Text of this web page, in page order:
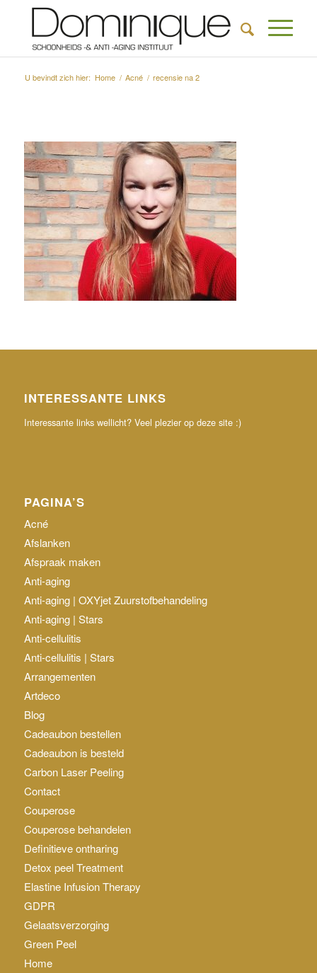
U bevindt zich hier: Home / Acné / recensie na 2
INTERESSANTE LINKS
Interessante links wellicht? Veel plezier op deze site :)
PAGINA’S
Acné
Afslanken
Afspraak maken
Anti-aging
Anti-aging | OXYjet Zuurstofbehandeling
Anti-aging | Stars
Anti-cellulitis
Anti-cellulitis | Stars
Arrangementen
Artdeco
Blog
Cadeaubon bestellen
Cadeaubon is besteld
Carbon Laser Peeling
Contact
Couperose
Couperose behandelen
Definitieve ontharing
Detox peel Treatment
Elastine Infusion Therapy
GDPR
Gelaatsverzorging
Green Peel
Home